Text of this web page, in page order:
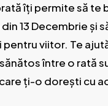
îți permite să te
13 Decembrie și
viitor. Te
între o rată
ți-o dorești cu